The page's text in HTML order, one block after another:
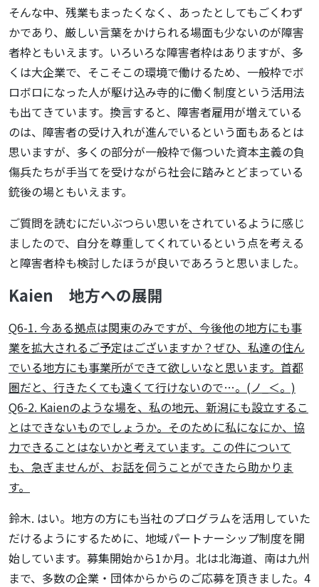
そんな中、残業もまったくなく、あったとしてもごくわず
かであり、厳しい言葉をかけられる場面も少ないのが障害
者枠ともいえます。いろいろな障害者枠はありますが、多
くは大企業で、そこそこの環境で働けるため、一般枠でボ
ロボロになった人が駆け込み寺的に働く制度という活用法
も出てきています。換言すると、障害者雇用が増えている
のは、障害者の受け入れが進んでいるという面もあるとは
思いますが、多くの部分が一般枠で傷ついた資本主義の負
傷兵たちが手当てを受けながら社会に踏みとどまっている
銃後の場ともいえます。
ご質問を読むにだいぶつらい思いをされているように感じ
ましたので、自分を尊重してくれているという点を考える
と障害者枠も検討したほうが良いであろうと思いました。
Kaien 地方への展開
Q6-1. 今ある拠点は関東のみですが、今後他の地方にも事
業を拡大されるご予定はございますか？ぜひ、私達の住ん
でいる地方にも事業所ができて欲しいなと思います。首都
圏だと、行きたくても遠くて行けないので…。(ノ_＜。)
Q6-2. Kaienのような場を、私の地元、新潟にも設立するこ
とはできないものでしょうか。そのために私になにか、協
力できることはないかと考えています。この件について
も、急ぎませんが、お話を伺うことができたら助かりま
す。
鈴木. はい。地方の方にも当社のプログラムを活用していた
だけるようにするために、地域パートナーシップ制度を開
始しています。募集開始から1か月。北は北海道、南は九州
まで、多数の企業・団体からからのご応募を頂きました。4